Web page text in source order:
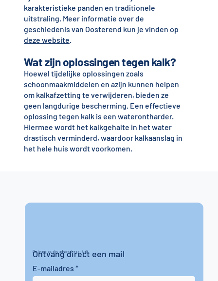
karakteristieke panden en traditionele
uitstraling. Meer informatie over de
geschiedenis van Oosterend kun je vinden op
deze website.
Wat zijn oplossingen tegen kalk?
Hoewel tijdelijke oplossingen zoals
schoonmaakmiddelen en azijn kunnen helpen
om kalkafzetting te verwijderen, bieden ze
geen langdurige bescherming. Een effectieve
oplossing tegen kalk is een waterontharder.
Hiermee wordt het kalkgehalte in het water
drastisch verminderd, waardoor kalkaanslag in
het hele huis wordt voorkomen.
Ontvang gratis advies tegen kalk
Ontvang direct een mail
E-mailadres